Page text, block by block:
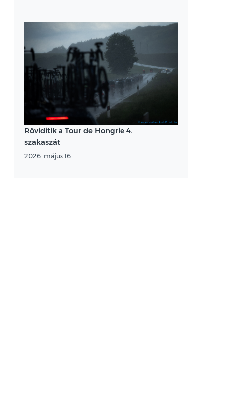
Rövidítik a Tour de Hongrie 4.
szakaszát
2026. május 16.